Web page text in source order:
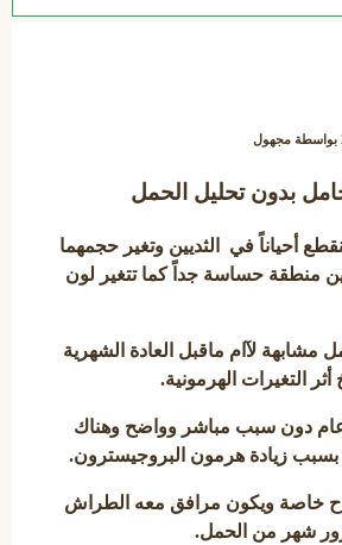
بواسطة مجهول
بدون تحليل الحمل
أحياناً في الثديين وتغير حجمهما
منطقة حساسة جداً كما تتغير لون
مشابهة لآام ماقبل العادة الشهرية
التغيرات الهرمونية.
دون سبب مباشر وواضح وهناك
بسبب زيادة هرمون البروجيسترون.
خاصة ويكون مرافق معه الطراش
شهر من الحمل.